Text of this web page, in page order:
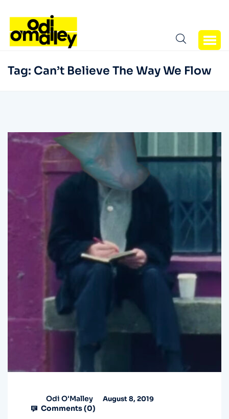
Tag: Can’t Believe The Way We Flow
Odi O'Malley August 8, 2019
Comments (0)